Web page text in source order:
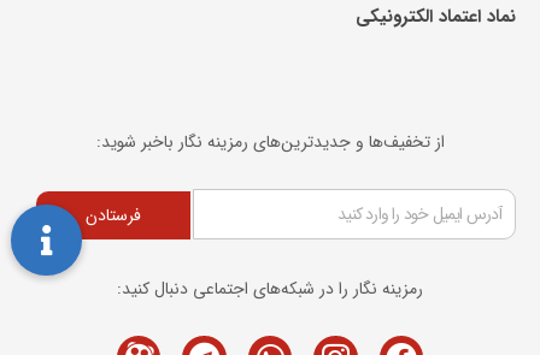
نماد اعتماد الکترونیکی​
از تخفیف‌ها و جدیدترین‌های رمزینه نگار باخبر شوید:
فرستادن
رمزینه نگار را در شبکه‌های اجتماعی دنبال کنید: